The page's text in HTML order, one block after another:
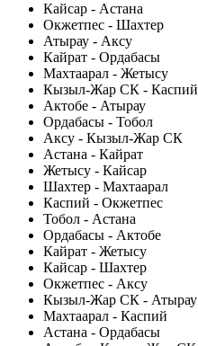
Кайсар - Астана
Окжетпес - Шахтер
Атырау - Аксу
Кайрат - Ордабасы
Махтаарал - Жетысу
Кызыл-Жар СК - Каспий
Актобе - Атырау
Ордабасы - Тобол
Аксу - Кызыл-Жар СК
Астана - Кайрат
Жетысу - Кайсар
Шахтер - Махтаарал
Каспий - Окжетпес
Тобол - Астана
Ордабасы - Актобе
Кайрат - Жетысу
Кайсар - Шахтер
Окжетпес - Аксу
Кызыл-Жар СК - Атырау
Махтаарал - Каспий
Астана - Ордабасы